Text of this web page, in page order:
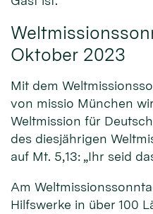
Oktober 2023
Mit dem
von missio München
Weltmission für
des diesjährigen
auf Mt. 5,13: „Ihr seid
Am
Hilfswerke in über 100